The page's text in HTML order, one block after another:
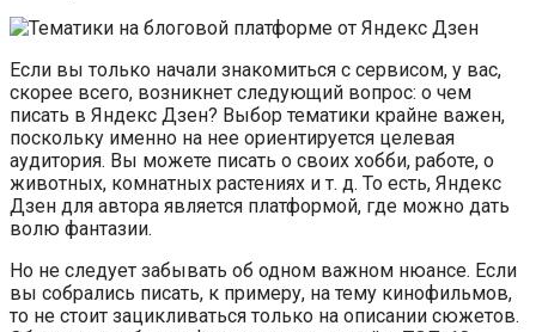
Если вы только начали знакомиться с сервисом, у вас,
скорее всего, возникнет следующий вопрос: о чем
писать в Яндекс Дзен? Выбор тематики крайне важен,
поскольку именно на нее ориентируется целевая
аудитория. Вы можете писать о своих хобби, работе, о
животных, комнатных растениях и т. д. То есть, Яндекс
Дзен для автора является платформой, где можно дать
волю фантазии.
Но не следует забывать об одном важном нюансе. Если
вы собрались писать, к примеру, на тему кинофильмов,
то не стоит зацикливаться только на описании сюжетов.